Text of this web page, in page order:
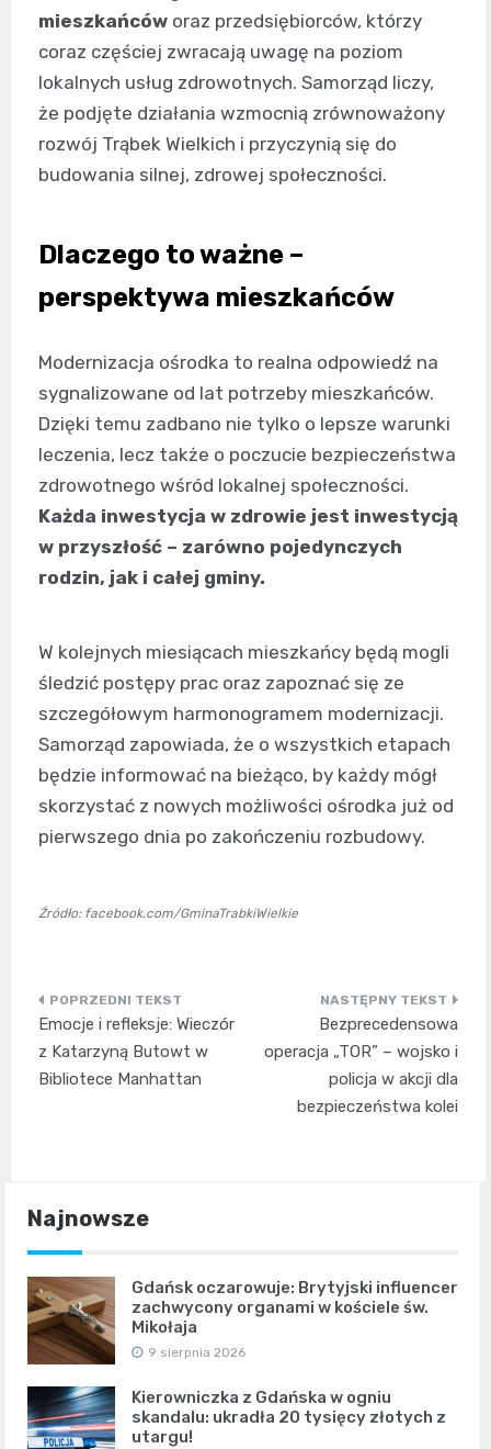
mieszkańców oraz przedsiębiorców, którzy
coraz częściej zwracają uwagę na poziom
lokalnych usług zdrowotnych. Samorząd liczy,
że podjęte działania wzmocnią zrównoważony
rozwój Trąbek Wielkich i przyczynią się do
budowania silnej, zdrowej społeczności.
Dlaczego to ważne –
perspektywa mieszkańców
Modernizacja ośrodka to realna odpowiedź na
sygnalizowane od lat potrzeby mieszkańców.
Dzięki temu zadbano nie tylko o lepsze warunki
leczenia, lecz także o poczucie bezpieczeństwa
zdrowotnego wśród lokalnej społeczności.
Każda inwestycja w zdrowie jest inwestycją
w przyszłość – zarówno pojedynczych
rodzin, jak i całej gminy.
W kolejnych miesiącach mieszkańcy będą mogli
śledzić postępy prac oraz zapoznać się ze
szczegółowym harmonogramem modernizacji.
Samorząd zapowiada, że o wszystkich etapach
będzie informować na bieżąco, by każdy mógł
skorzystać z nowych możliwości ośrodka już od
pierwszego dnia po zakończeniu rozbudowy.
Źródło: facebook.com/GminaTrabkiWielkie
Nawigacja
wpisu
Emocje i refleksje: Wieczór
z Katarzyną Butowt w
Bibliotece Manhattan
Bezprecedensowa
operacja „TOR” – wojsko i
policja w akcji dla
bezpieczeństwa kolei
Najnowsze
Gdańsk oczarowuje: Brytyjski influencer
zachwycony organami w kościele św.
Mikołaja
9 sierpnia 2026
Kierowniczka z Gdańska w ogniu
skandalu: ukradła 20 tysięcy złotych z
utargu!